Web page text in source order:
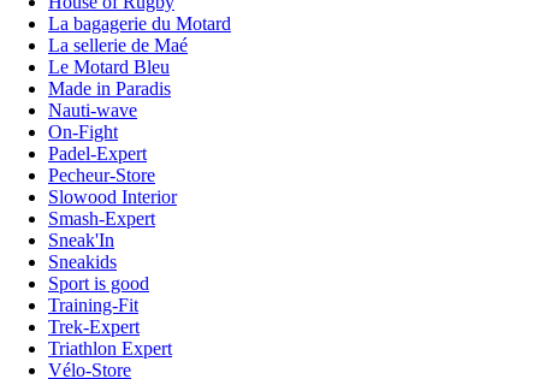
La bagagerie du Motard
La sellerie de Maé
Le Motard Bleu
Made in Paradis
Nauti-wave
On-Fight
Padel-Expert
Pecheur-Store
Slowood Interior
Smash-Expert
Sneak'In
Sneakids
Sport is good
Training-Fit
Trek-Expert
Triathlon Expert
Vélo-Store